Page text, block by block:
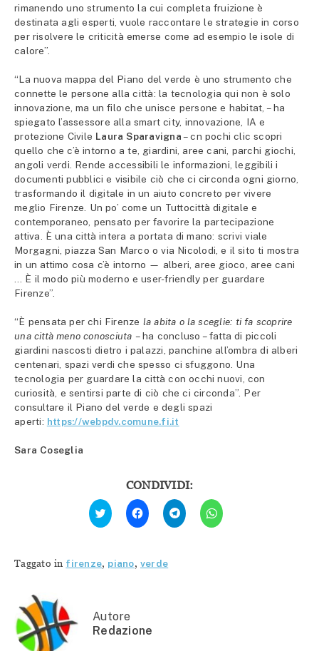
rimanendo uno strumento la cui completa fruizione è
destinata agli esperti, vuole raccontare le strategie in corso
per risolvere le criticità emerse come ad esempio le isole di
calore”.
“La nuova mappa del Piano del verde è uno strumento che
connette le persone alla città: la tecnologia qui non è solo
innovazione, ma un filo che unisce persone e habitat, – ha
spiegato l’assessore alla smart city, innovazione, IA e
protezione Civile Laura Sparavigna– cn pochi clic scopri
quello che c’è intorno a te, giardini, aree cani, parchi giochi,
angoli verdi. Rende accessibili le informazioni, leggibili i
documenti pubblici e visibile ciò che ci circonda ogni giorno,
trasformando il digitale in un aiuto concreto per vivere
meglio Firenze. Un po’ come un Tuttocittà digitale e
contemporaneo, pensato per favorire la partecipazione
attiva. È una città intera a portata di mano: scrivi viale
Morgagni, piazza San Marco o via Nicolodi, e il sito ti mostra
in un attimo cosa c’è intorno — alberi, aree gioco, aree cani
… È il modo più moderno e user-friendly per guardare
Firenze”.
“È pensata per chi Firenze la abita o la sceglie: ti fa scoprire
una città meno conosciuta – ha concluso – fatta di piccoli
giardini nascosti dietro i palazzi, panchine all’ombra di alberi
centenari, spazi verdi che spesso ci sfuggono. Una
tecnologia per guardare la città con occhi nuovi, con
curiosità, e sentirsi parte di ciò che ci circonda”. Per
consultare il Piano del verde e degli spazi
aperti: https://webpdv.comune.fi.it
Sara Coseglia
CONDIVIDI:
Fai
clic
qui
Twitter
(Si
finestra)
Fai
clic
per
condividere
apre
Fai
clic
per
condividere
Fai
clic
per
Taggato in firenze, piano, verde
Autore
Redazione